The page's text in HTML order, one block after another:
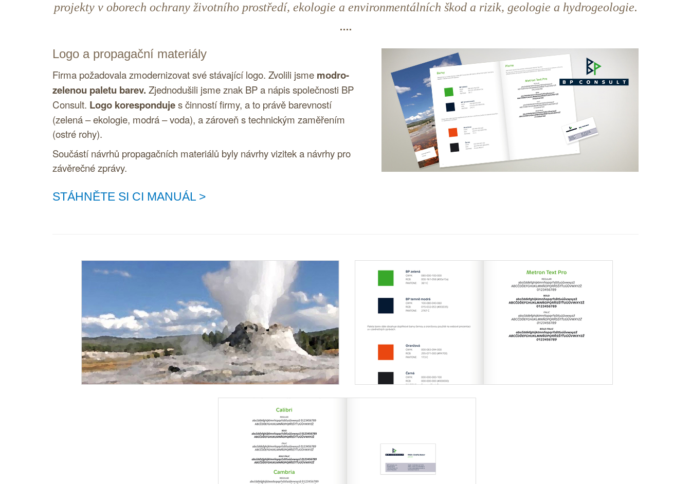
projekty v oborech ochrany životního prostředí, ekologie a environmentálních škod a rizik, geologie a hydrogeologie.
Logo a propagační materiály
Firma požadovala zmodernizovat své stávajícílogo. Zvolili jsme modro-
zelenou paletu barev. Zjednodušili jsme znak BP a nápis společnosti BP
Consult. Logo korespondujes činností firmy, a to právě barevností
(zelená – ekologie, modrá – voda), a zároveň s technickým zaměřením
(ostré rohy).
Součástí návrhů propagačních materiálů byly návrhy vizitek a návrhy pro
závěrečné zprávy.
STÁHNĚTE SI CI MANUÁL